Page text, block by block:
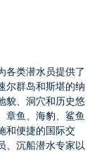
各类潜水员提供了
尔群岛和斯堪的纳
貌、洞穴和历史悠
章鱼、海豹、鲨鱼
和便捷的国际交
、沉船潜水专家以